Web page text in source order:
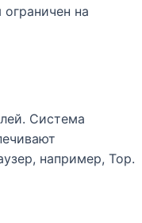
на
Система
например, Тор.